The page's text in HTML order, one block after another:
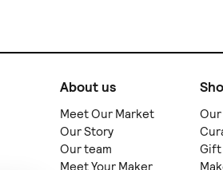
About us
Meet Our Market
Our Story
Our team
Gift